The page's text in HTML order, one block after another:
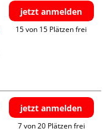
jetzt anmelden
15 von 15 Plätzen frei
jetzt anmelden
7 von 20 Plätzen frei